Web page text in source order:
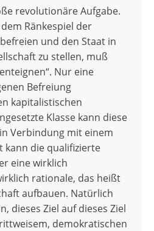
revolutionäre Aufgabe.
Ränkespiel der
und den Staat in
zu stellen, muß
Nur eine
Befreiung
kapitalistischen
Klasse kann diese
Verbindung mit einem
kann die qualifizierte
eine wirklich
rationale, das heißt
aufbauen. Natürlich
dieses Ziel auf dieses Ziel
demokratischen